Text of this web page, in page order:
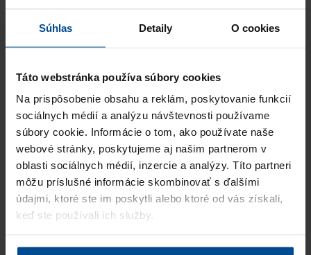
Súhlas Detaily O cookies
Táto webstránka používa súbory cookies
Na prispôsobenie obsahu a reklám, poskytovanie funkcií
sociálnych médií a analýzu návštevnosti používame
súbory cookie. Informácie o tom, ako používate naše
webové stránky, poskytujeme aj našim partnerom v
oblasti sociálnych médií, inzercie a analýzy. Títo partneri
môžu príslušné informácie skombinovať s ďalšími
údajmi, ktoré ste im poskytli alebo ktoré od vás získali,
keď ste používali ich služby.
následne ho môžete kontaktovať a pozvať na pohovor.
Povedali o nás
,,Spoločnosť PRO Business Solutions sme oslovili na základe
pozitívnej referencie od nášho obchodného partnera. Oceňujeme
profesionálny prístup a dobrú organizáciu c…Viac
Úspešne obsadené pozície:
Bohumil Košecký
Manager Packaging, Deufol Slovensko s.r.o.
"Thanks for your job and well done!!! I can with any doubts